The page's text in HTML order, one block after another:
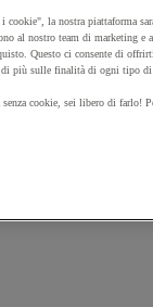
la nostra piattaforma
al nostro team di marketing
Questo ci consente di
di più sulle finalità di ogni tipo
cookie, sei libero di farlo!